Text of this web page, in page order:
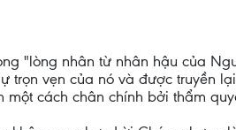
"lòng nhân từ nhân hậu của
vẹn của nó và được truyền
cách chân chính bởi thẩm